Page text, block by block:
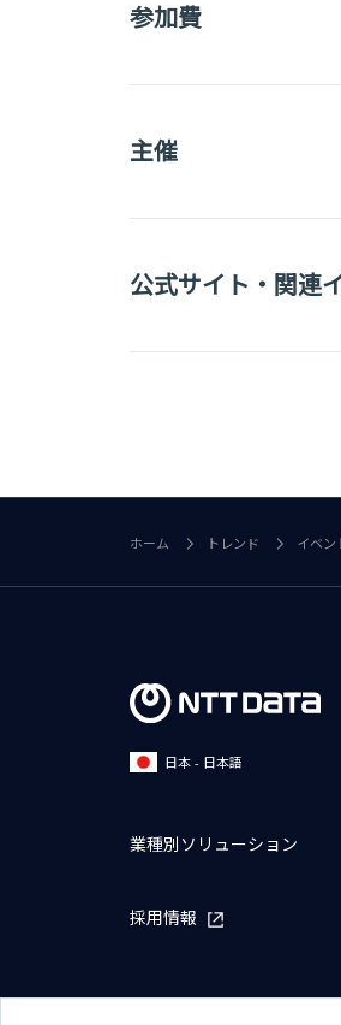
参加費
主催
公式サイト・関連
ホーム トレンド イベン
日本 - 日本語
業種別ソリューション
採用情報